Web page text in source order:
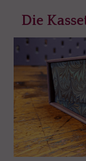
Die